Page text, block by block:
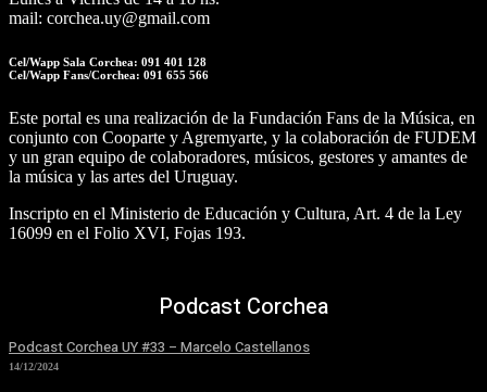
mail: corchea.uy@gmail.com
Cel/Wapp Sala Corchea: 091 401 128
Cel/Wapp Fans/Corchea: 091 655 566
Este portal es una realización de la Fundación Fans de la Música, en
conjunto con Cooparte y Agremyarte, y la colaboración de FUDEM
y un gran equipo de colaboradores, músicos, gestores y amantes de
la música y las artes del Uruguay.
Inscripto en el Ministerio de Educación y Cultura, Art. 4 de la Ley
16099 en el Folio XVI, Fojas 193.
Podcast Corchea
Podcast Corchea UY #33 – Marcelo Castellanos
14/12/2024